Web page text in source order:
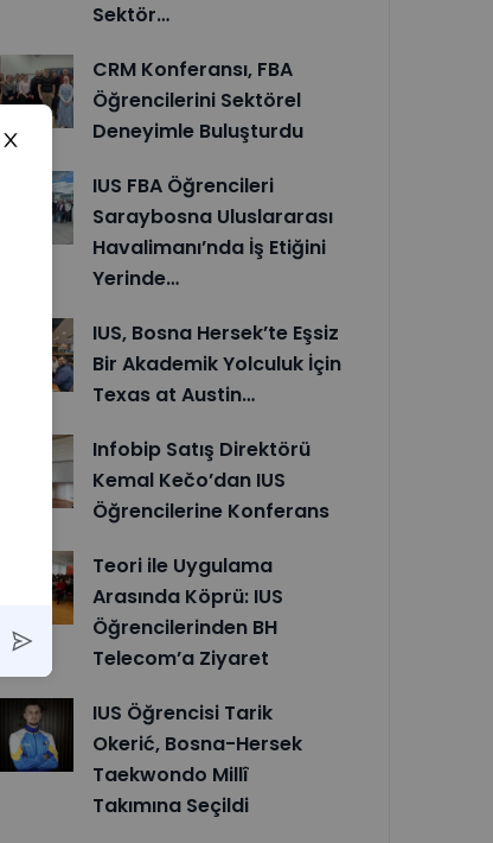
Sektör…
CRM Konferansı, FBA
Öğrencilerini Sektörel
Deneyimle Buluşturdu
IUS FBA Öğrencileri
Saraybosna Uluslararası
Havalimanı’nda İş Etiğini
Yerinde…
IUS, Bosna Hersek’te Eşsiz
Bir Akademik Yolculuk İçin
Texas at Austin…
Infobip Satış Direktörü
Kemal Kečo’dan IUS
Öğrencilerine Konferans
Teori ile Uygulama
Arasında Köprü: IUS
Öğrencilerinden BH
Telecom’a Ziyaret
IUS Öğrencisi Tarik
Okerić, Bosna-Hersek
Taekwondo Millî
Takımına Seçildi